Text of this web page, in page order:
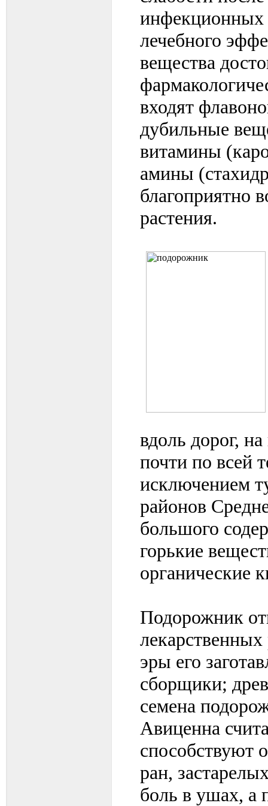
инфекционных
лечебного
вещества
входят
дубильные
витамины
амины
благоприятно
растения.
вдоль дорог,
почти по всей
исключением
районов
большого
горькие
органические
Подорожник
эры его
сборщики;
семена
Авиценна
способствуют
ран,
боль в ушах, а